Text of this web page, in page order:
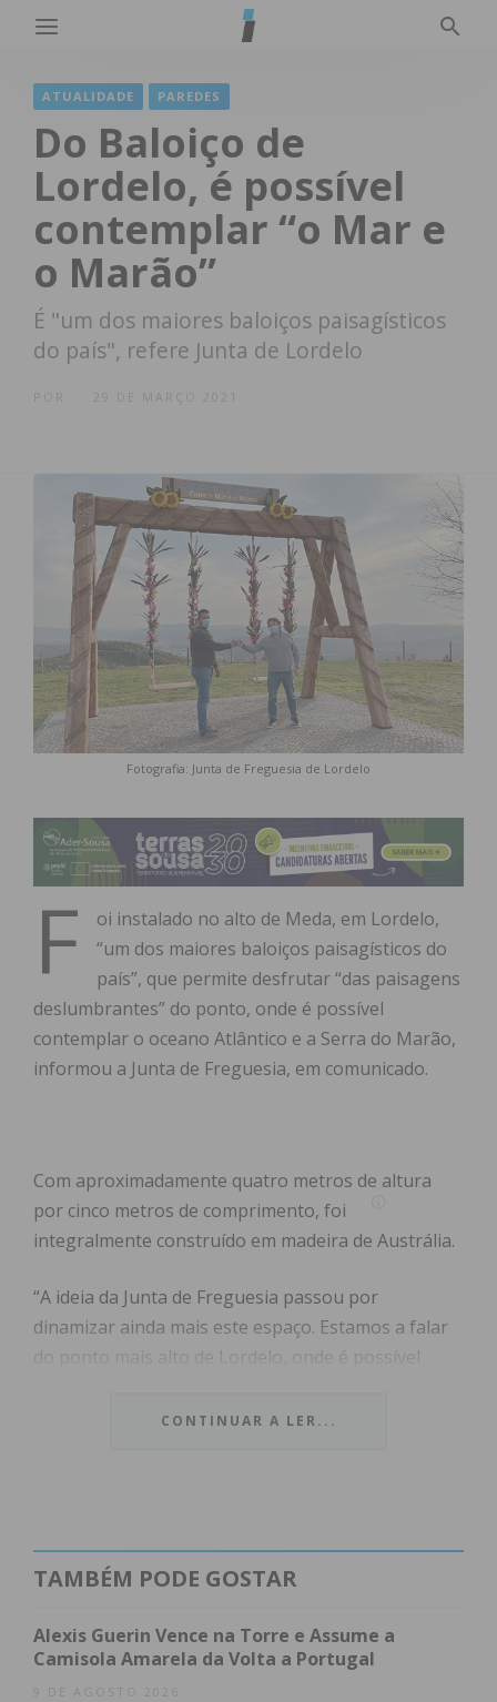
ATUALIDADE PAREDES
Do Baloiço de
Lordelo, é possível
contemplar “o Mar e
o Marão”
É "um dos maiores baloiços paisagísticos
do país", refere Junta de Lordelo
29 DE MARÇO 2021
Fotografia: Junta de Freguesia de Lordelo
F
oi instalado no alto de Meda, em Lordelo,
“um dos maiores baloiços paisagísticos do
país”, que permite desfrutar “das paisagens
deslumbrantes” do ponto, onde é possível
contemplar o oceano Atlântico e a Serra do Marão,
informou a Junta de Freguesia, em comunicado.
Com aproximadamente quatro metros de altura
por cinco metros de comprimento, foi
integralmente construído em madeira de Austrália.
“A ideia da Junta de Freguesia passou por
dinamizar ainda mais este espaço. Estamos a falar
do ponto mais alto de Lordelo, onde é possível
Junta de Freguesia de Lordelo, Nuno Serra
do principal patrocinador da obra, António Ferreira,
da empresa Miguel Ferreira, Indústria de
Mobiliário. A Junta agradeceu ainda os apoios da SF
Polimentos, Auto D. Santos, Marília Neves Florista e
J. Campelo para a concretização do projeto.
CONTINUAR A LER...
TAMBÉM PODE GOSTAR
Alexis Guerin Vence na Torre e Assume a
Camisola Amarela da Volta a Portugal
9 DE AGOSTO 2026